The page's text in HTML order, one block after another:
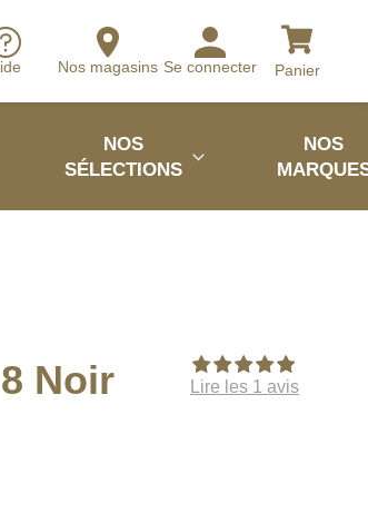
Nos magasins Se connecter Panier
NOS
SÉLECTIONS
NOS
Noir Lire les 1 avis